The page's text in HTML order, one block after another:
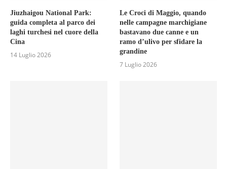
Jiuzhaigou National Park:
guida completa al parco dei
laghi turchesi nel cuore della
Cina
14 Luglio 2026
Le Croci di Maggio, quando
nelle campagne marchigiane
bastavano due canne e un
ramo d’ulivo per sfidare la
grandine
7 Luglio 2026